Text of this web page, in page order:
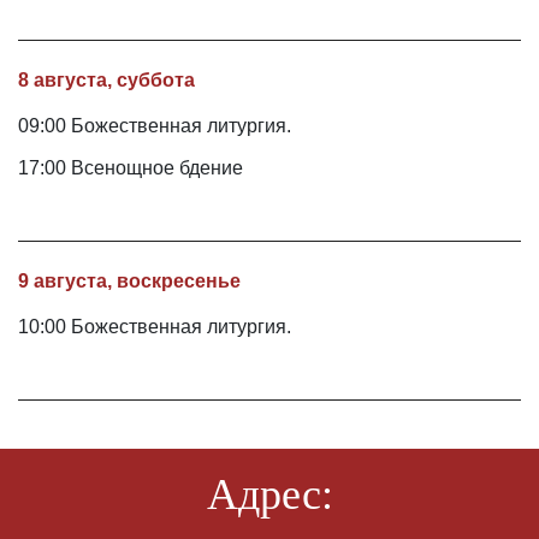
8 августа, суббота
09:00 Божественная литургия.
17:00 Всенощное бдение
9 августа, воскресенье
10:00 Божественная литургия.
Адрес: